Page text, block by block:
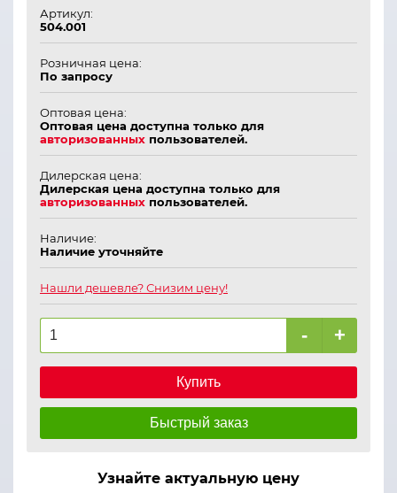
Артикул:
504.001
Розничная цена:
По запросу
Оптовая цена:
Оптовая цена доступна только для
авторизованных пользователей.
Дилерская цена:
Дилерская цена доступна только для
авторизованных пользователей.
Наличие:
Наличие уточняйте
Нашли дешевле? Снизим цену!
- +
Купить
Быстрый заказ
Узнайте актуальную цену